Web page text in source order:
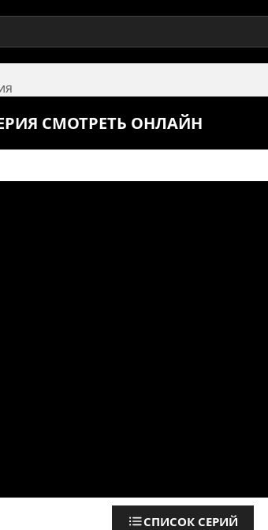
СМОТРЕТЬ ОНЛАЙН
СПИСОК СЕРИЙ